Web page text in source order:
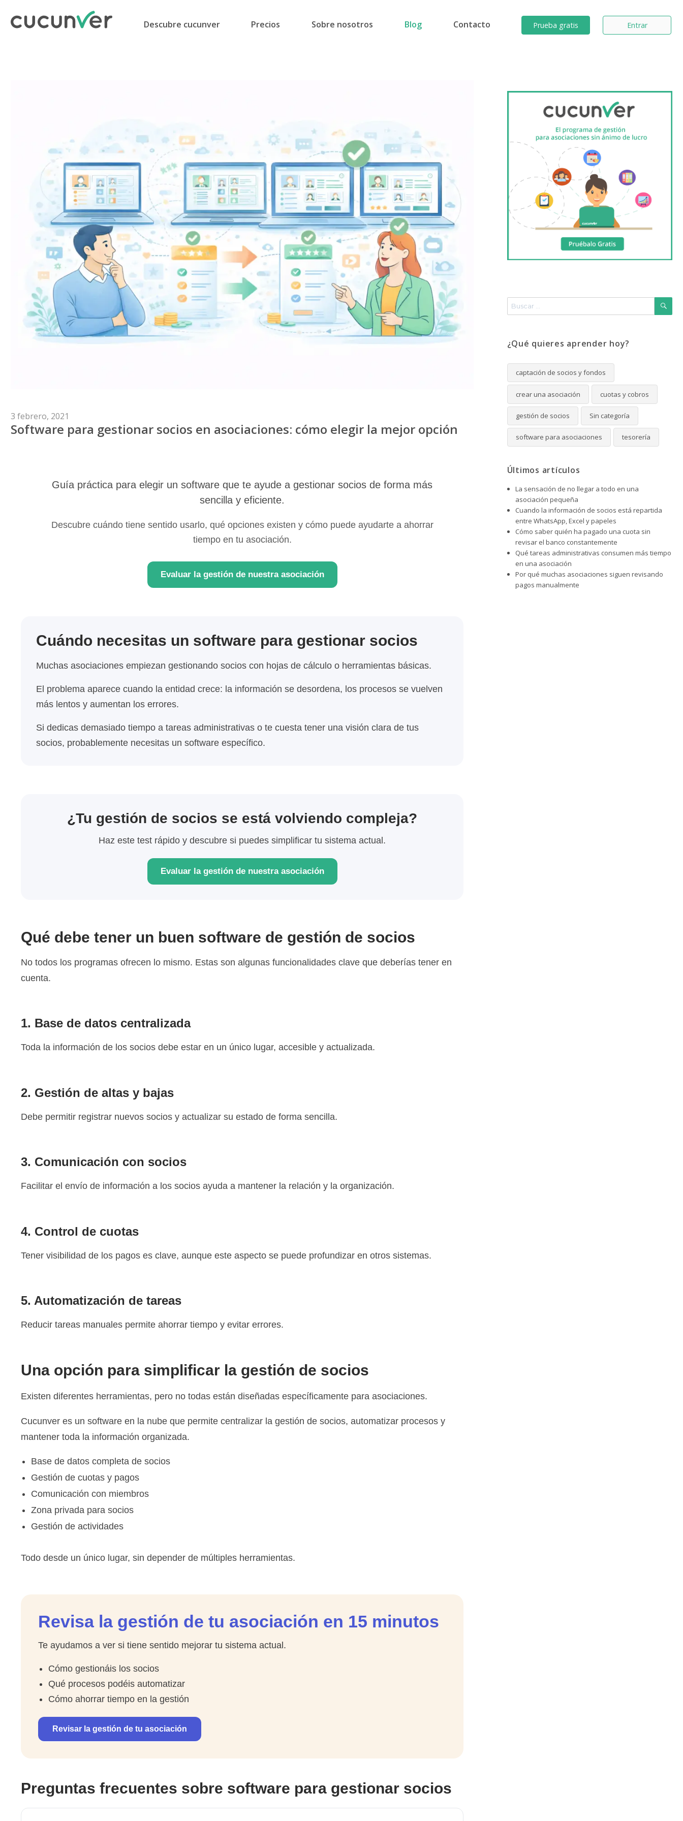
Descubre cucunver Precios Sobre nosotros Blog Contacto Prueba gratis Entrar
Publicado
el
3 febrero, 2021
Software para gestionar socios en asociaciones: cómo elegir la mejor opción
Guía práctica para elegir un software que te ayude a gestionar socios de forma más
sencilla y eficiente.
Descubre cuándo tiene sentido usarlo, qué opciones existen y cómo puede ayudarte a ahorrar
tiempo en tu asociación.
Evaluar la gestión de nuestra asociación
Cuándo necesitas un software para gestionar socios
Muchas asociaciones empiezan gestionando socios con hojas de cálculo o herramientas básicas.
El problema aparece cuando la entidad crece: la información se desordena, los procesos se vuelven
más lentos y aumentan los errores.
Si dedicas demasiado tiempo a tareas administrativas o te cuesta tener una visión clara de tus
socios, probablemente necesitas un software específico.
¿Tu gestión de socios se está volviendo compleja?
Haz este test rápido y descubre si puedes simplificar tu sistema actual.
Evaluar la gestión de nuestra asociación
Qué debe tener un buen software de gestión de socios
No todos los programas ofrecen lo mismo. Estas son algunas funcionalidades clave que deberías tener en
cuenta.
1. Base de datos centralizada
Toda la información de los socios debe estar en un único lugar, accesible y actualizada.
2. Gestión de altas y bajas
Debe permitir registrar nuevos socios y actualizar su estado de forma sencilla.
3. Comunicación con socios
Facilitar el envío de información a los socios ayuda a mantener la relación y la organización.
4. Control de cuotas
Tener visibilidad de los pagos es clave, aunque este aspecto se puede profundizar en otros sistemas.
5. Automatización de tareas
Reducir tareas manuales permite ahorrar tiempo y evitar errores.
Una opción para simplificar la gestión de socios
Existen diferentes herramientas, pero no todas están diseñadas específicamente para asociaciones.
Cucunver es un software en la nube que permite centralizar la gestión de socios, automatizar procesos y
mantener toda la información organizada.
Base de datos completa de socios
Gestión de cuotas y pagos
Comunicación con miembros
Zona privada para socios
Gestión de actividades
Todo desde un único lugar, sin depender de múltiples herramientas.
Revisa la gestión de tu asociación en 15 minutos
Te ayudamos a ver si tiene sentido mejorar tu sistema actual.
Cómo gestionáis los socios
Qué procesos podéis automatizar
Cómo ahorrar tiempo en la gestión
Revisar la gestión de tu asociación
Preguntas frecuentes sobre software para gestionar socios
Buscar
por:
¿Qué quieres aprender hoy?
captación de socios y fondos
crear una asociación cuotas y cobros
gestión de socios Sin categoría
software para asociaciones tesorería
Últimos artículos
La sensación de no llegar a todo en una
asociación pequeña
Cuando la información de socios está repartida
entre WhatsApp, Excel y papeles
Cómo saber quién ha pagado una cuota sin
revisar el banco constantemente
Qué tareas administrativas consumen más tiempo
en una asociación
Por qué muchas asociaciones siguen revisando
pagos manualmente